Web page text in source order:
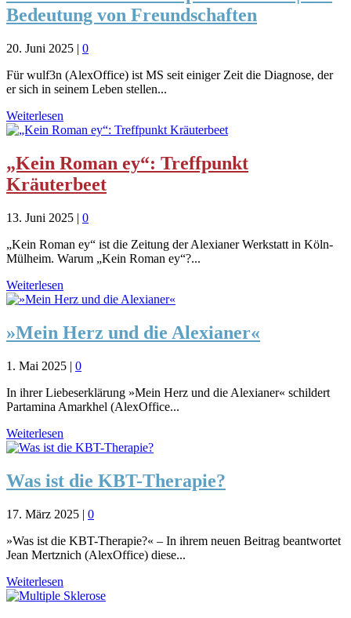
Bedeutung von Freundschaften
20. Juni 2025 | 0
Für wulf3n (AlexOffice) ist MS seit einiger Zeit die Diagnose, der
er sich in seinem Leben stellen...
Weiterlesen
„Kein Roman ey“: Treffpunkt
Kräuterbeet
13. Juni 2025 | 0
„Kein Roman ey“ ist die Zeitung der Alexianer Werkstatt in Köln-
Mülheim. Warum „Kein Roman ey“?...
Weiterlesen
»Mein Herz und die Alexianer«
1. Mai 2025 | 0
In ihrer Liebeserklärung »Mein Herz und die Alexianer« schildert
Partamina Amarkhel (AlexOffice...
Weiterlesen
Was ist die KBT-Therapie?
17. März 2025 | 0
»Was ist die KBT-Therapie?« – In ihrem neuen Beitrag beantwortet
Jean Mertznich (AlexOffice) diese...
Weiterlesen